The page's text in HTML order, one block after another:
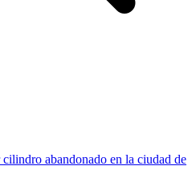
abandonado en la ciudad de